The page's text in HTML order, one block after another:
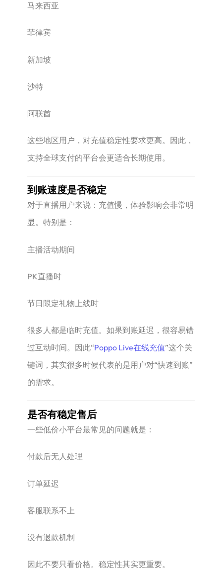
马来西亚
菲律宾
新加坡
沙特
阿联酋
这些地区用户，对充值稳定性要求更高。因此，
支持全球支付的平台会更适合长期使用。
到账速度是否稳定
对于直播用户来说：充值慢，体验影响会非常明
显。特别是：
主播活动期间
PK直播时
节日限定礼物上线时
很多人都是临时充值。如果到账延迟，很容易错
过互动时间。因此“Poppo Live在线充值”这个关
键词，其实很多时候代表的是用户对“快速到账”
的需求。
是否有稳定售后
一些低价小平台最常见的问题就是：
付款后无人处理
订单延迟
客服联系不上
没有退款机制
因此不要只看价格。稳定性其实更重要。